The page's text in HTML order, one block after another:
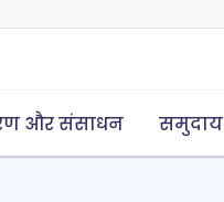
और संसाधन समुदाय